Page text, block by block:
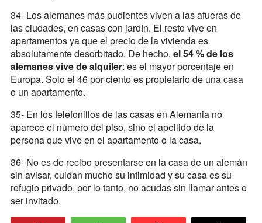
34- Los alemanes más pudientes viven a las afueras de
las ciudades, en casas con jardín. El resto vive en
apartamentos ya que el precio de la vivienda es
absolutamente desorbitado. De hecho, el 54 % de los
alemanes vive de alquiler: es el mayor porcentaje en
Europa. Solo el 46 por ciento es propietario de una casa
o un apartamento.
35- En los telefonillos de las casas en Alemania no
aparece el número del piso, sino el apellido de la
persona que vive en el apartamento o la casa.
36- No es de recibo presentarse en la casa de un alemán
sin avisar, cuidan mucho su intimidad y su casa es su
refugio privado, por lo tanto, no acudas sin llamar antes o
ser invitado.